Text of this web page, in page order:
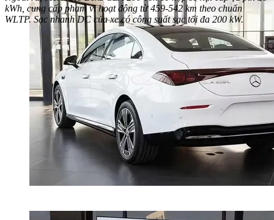
kWh, cung cấp phạm vi hoạt động từ 459-542 km theo chuẩn
WLTP. Sạc nhanh DC của xe có công suất sạc tối đa 200 kW.